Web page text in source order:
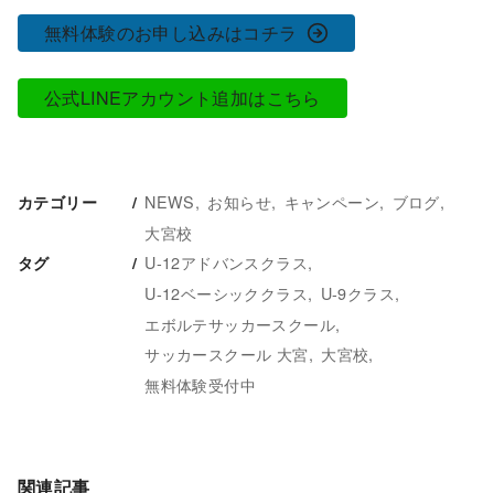
無料体験のお申し込みはコチラ
公式LINEアカウント追加はこちら
カテゴリー NEWS お知らせ キャンペーン
ブログ
大宮校
タグ
U-12アドバンスクラス
U-12ベーシッククラス
U-9クラス
エボルテサッカースクール
サッカースクール 大宮
大宮校
無料体験受付中
関連記事